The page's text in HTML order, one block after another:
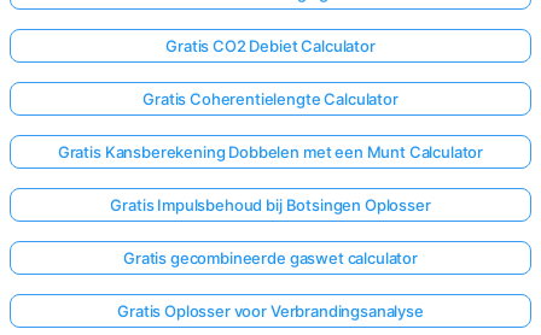
Gratis CO2 Debiet Calculator
Gratis Coherentielengte Calculator
Gratis Kansberekening Dobbelen met een Munt Calculator
Gratis Impulsbehoud bij Botsingen Oplosser
Gratis gecombineerde gaswet calculator
Gratis Oplosser voor Verbrandingsanalyse